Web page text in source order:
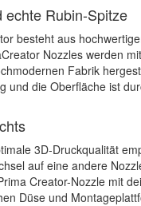
Rubin-Spitze
besteht aus
Nozzles werden
Fabrik
und die Oberfläche ist
3D-Druckqualität
auf eine andere
Creator-Nozzle mit
Düse und